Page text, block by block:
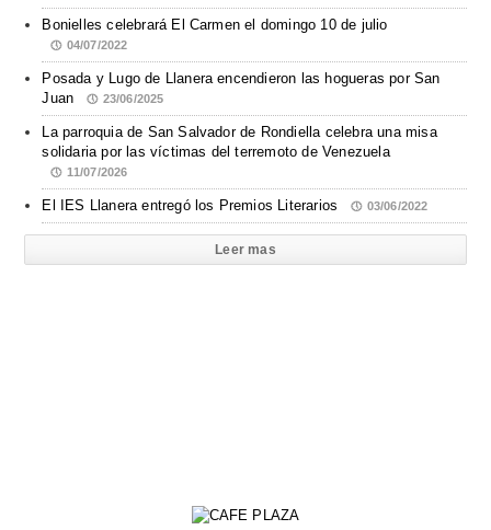
Bonielles celebrará El Carmen el domingo 10 de julio
04/07/2022
Posada y Lugo de Llanera encendieron las hogueras por San
Juan
23/06/2025
La parroquia de San Salvador de Rondiella celebra una misa
solidaria por las víctimas del terremoto de Venezuela
11/07/2026
El IES Llanera entregó los Premios Literarios 03/06/2022
Leer mas